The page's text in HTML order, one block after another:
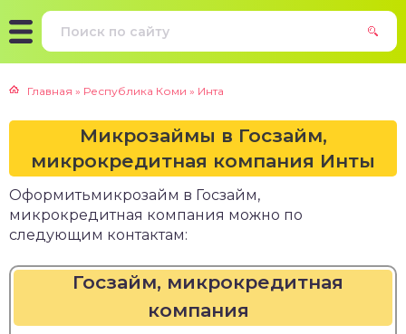
Главная » Республика Коми » Инта
Микрозаймы в Госзайм,
микрокредитная компания Инты
Оформитьмикрозайм в Госзайм,
микрокредитная компания можно по
следующим контактам:
Госзайм, микрокредитная
компания